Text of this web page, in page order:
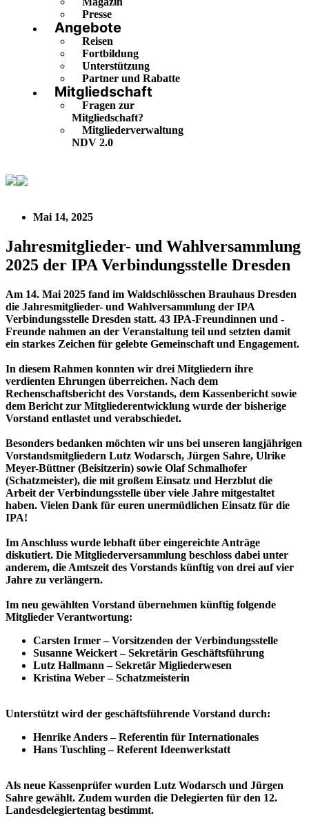
Presse
Angebote
Reisen
Fortbildung
Unterstützung
Partner und Rabatte
Mitgliedschaft
Fragen zur
Mitgliedschaft?
Mitgliederverwaltung
NDV 2.0
Mai 14, 2025
Jahresmitglieder- und Wahlversammlung
2025 der IPA Verbindungsstelle Dresden
Am 14. Mai 2025 fand im Waldschlösschen Brauhaus Dresden
die Jahresmitglieder- und Wahlversammlung der IPA
Verbindungsstelle Dresden statt. 43 IPA-Freundinnen und -
Freunde nahmen an der Veranstaltung teil und setzten damit
ein starkes Zeichen für gelebte Gemeinschaft und Engagement.
In diesem Rahmen konnten wir drei Mitgliedern ihre
verdienten Ehrungen überreichen. Nach dem
Rechenschaftsbericht des Vorstands, dem Kassenbericht sowie
dem Bericht zur Mitgliederentwicklung wurde der bisherige
Vorstand entlastet und verabschiedet.
Besonders bedanken möchten wir uns bei unseren langjährigen
Vorstandsmitgliedern Lutz Wodarsch, Jürgen Sahre, Ulrike
Meyer-Büttner (Beisitzerin) sowie Olaf Schmalhofer
(Schatzmeister), die mit großem Einsatz und Herzblut die
Arbeit der Verbindungsstelle über viele Jahre mitgestaltet
haben. Vielen Dank für euren unermüdlichen Einsatz für die
IPA!
Im Anschluss wurde lebhaft über eingereichte Anträge
diskutiert. Die Mitgliederversammlung beschloss dabei unter
anderem, die Amtszeit des Vorstands künftig von drei auf vier
Jahre zu verlängern.
Im neu gewählten Vorstand übernehmen künftig folgende
Mitglieder Verantwortung:
Carsten Irmer– Vorsitzenden der Verbindungsstelle
Susanne Weickert– Sekretärin Geschäftsführung
Lutz Hallmann – Sekretär Migliederwesen
Kristina Weber– Schatzmeisterin
Unterstützt wird der geschäftsführende Vorstand durch:
Henrike Anders– Referentin für Internationales
Hans Tuschling– Referent Ideenwerkstatt
Als neue Kassenprüfer wurden Lutz Wodarsch und Jürgen
Sahre gewählt. Zudem wurden die Delegierten für den 12.
Landesdelegiertentag bestimmt.